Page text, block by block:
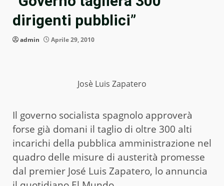
dirigenti pubblici”
admin Aprile 29, 2010
Josè Luis Zapatero
Il governo socialista spagnolo approverà
forse già domani il taglio di oltre 300 alti
incarichi della pubblica amministrazione nel
quadro delle misure di austerità promesse
dal premier José Luis Zapatero, lo annuncia